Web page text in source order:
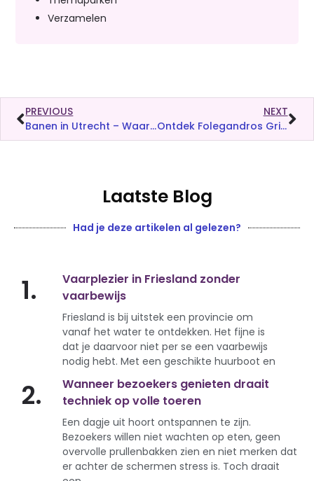
Verzamelen
PREVIOUS
Banen in Utrecht – Waarop letten bij het zoeken naar een baan?
NEXT
Ontdek Folegandros Griekenland nu voor een scherpe prijs
Laatste Blog
Had je deze artikelen al gelezen?
1.
Vaarplezier in Friesland zonder
vaarbewijs
Friesland is bij uitstek een provincie om
vanaf het water te ontdekken. Het fijne is
dat je daarvoor niet per se een vaarbewijs
nodig hebt. Met een geschikte huurboot en
2.
Wanneer bezoekers genieten draait
techniek op volle toeren
Een dagje uit hoort ontspannen te zijn.
Bezoekers willen niet wachten op eten, geen
overvolle prullenbakken zien en niet merken dat
er achter de schermen stress is. Toch draait